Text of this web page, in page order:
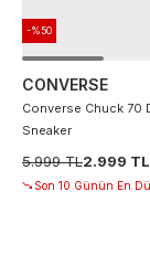
-%50
CONVERSE
Converse Chuck 70
Sneaker
5.999 TL2.999 TL
Son 10 Günün En